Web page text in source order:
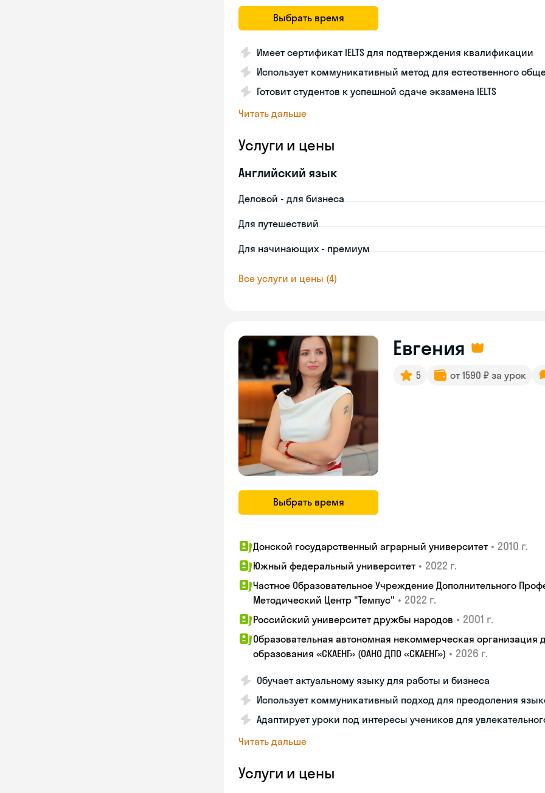
Выбрать время
Имеет сертификат IELTS для подтверждения квалификации
Использует коммуникативный метод для естественного
Готовит студентов к успешной сдаче экзамена IELTS
Читать дальше
Услуги и цены
Английский язык
Деловой - для бизнеса
Для путешествий
Для начинающих - премиум
Все услуги и цены (4)
Выбрать время
Евгения
5 от 1590 ₽ за урок
Донской государственный аграрный университет • 2010 г.
Южный федеральный университет • 2022 г.
Частное Образовательное Учреждение Дополнительного
Методический Центр "Темпус" • 2022 г.
Российский университет дружбы народов • 2001 г.
Образовательная автономная некоммерческая организация
образования «СКАЕНГ» (ОАНО ДПО «СКАЕНГ») • 2026 г.
Обучает актуальному языку для работы и бизнеса
Использует коммуникативный подход для преодоления
Адаптирует уроки под интересы учеников для
Читать дальше
Услуги и цены